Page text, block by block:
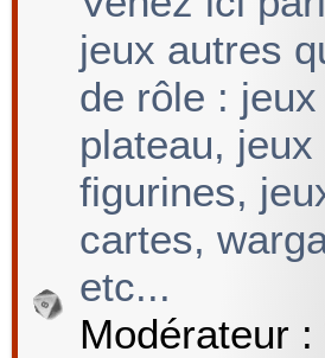
jeux autres
de rôle : jeux
plateau, jeux
figurines,
cartes,
etc...
Modérateur :